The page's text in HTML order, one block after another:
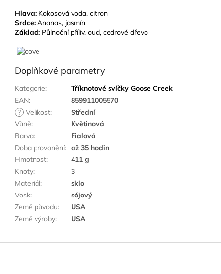
Hlava: Kokosová voda, citron
Srdce: Ananas, jasmín
Základ: Půlnoční příliv, oud, cedrové dřevo
Doplňkové parametry
Kategorie:
Tříknotové svíčky Goose Creek
EAN:
859911005570
? Velikost:
Střední
Vůně:
Květinová
Barva:
Fialová
Doba provonění: až 35 hodin
Hmotnost:
411 g
Knoty:
3
Materiál:
sklo
Vosk:
sójový
Země původu:
USA
Země výroby: USA